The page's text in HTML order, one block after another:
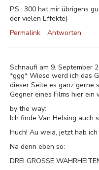
P.S.: 300 hat mir übrigens
der vielen Effekte)
Permalink
Antworten
Schnaufi am 9. September
*ggg* Wieso werd ich das
dieser Seite es ganz gerne
Gegner eines Films hier ein
by the way:
Ich finde Van Helsing auch
Huch! Au weia, jetzt hab
Na denn eben so:
DREI GROSSE